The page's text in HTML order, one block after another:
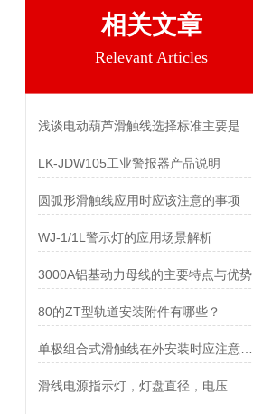
相关文章
Relevant Articles
LK-JDW105工业警报器产品说明
圆弧形滑触线应用时应该注意的事项
WJ-1/1L警示灯的应用场景解析
3000A铝基动力母线的主要特点与优势
80的ZT型轨道安装附件有哪些？
滑线电源指示灯，灯盘直径，电压